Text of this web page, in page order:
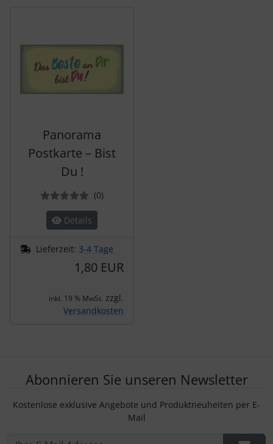
Panorama
Postkarte – Bist
Du !
(0Bewertungen
)
Details
Lieferzeit: 3-4 Tage
1,80 EUR
inkl. 19 % MwSt. zzgl.
Versandkosten
Abonnieren Sie unseren Newsletter
Kostenlose exklusive Angebote und Produktneuheiten per E-
Mail